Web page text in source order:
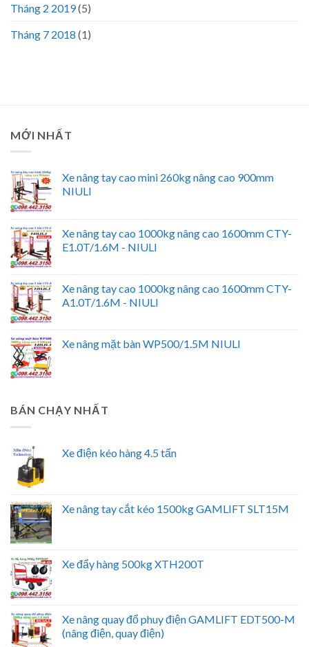
Tháng 2 2019(5)
Tháng 7 2018 (1)
MỚI NHẤT
Xe nâng tay cao mini 260kg nâng cao 900mm
NIULI
Xe nâng tay cao 1000kg nâng cao 1600mm CTY-
E1.0T/1.6M - NIULI
Xe nâng tay cao 1000kg nâng cao 1600mm CTY-
A1.0T/1.6M - NIULI
Xe nâng mặt bàn WP500/1.5M NIULI
BÁN CHẠY NHẤT
Xe điện kéo hàng 4.5 tấn
Xe nâng tay cắt kéo 1500kg GAMLIFT SLT15M
Xe đẩy hàng 500kg XTH200T
Xe nâng quay đổ phuy điện GAMLIFT EDT500-M
(nâng điện, quay điện)